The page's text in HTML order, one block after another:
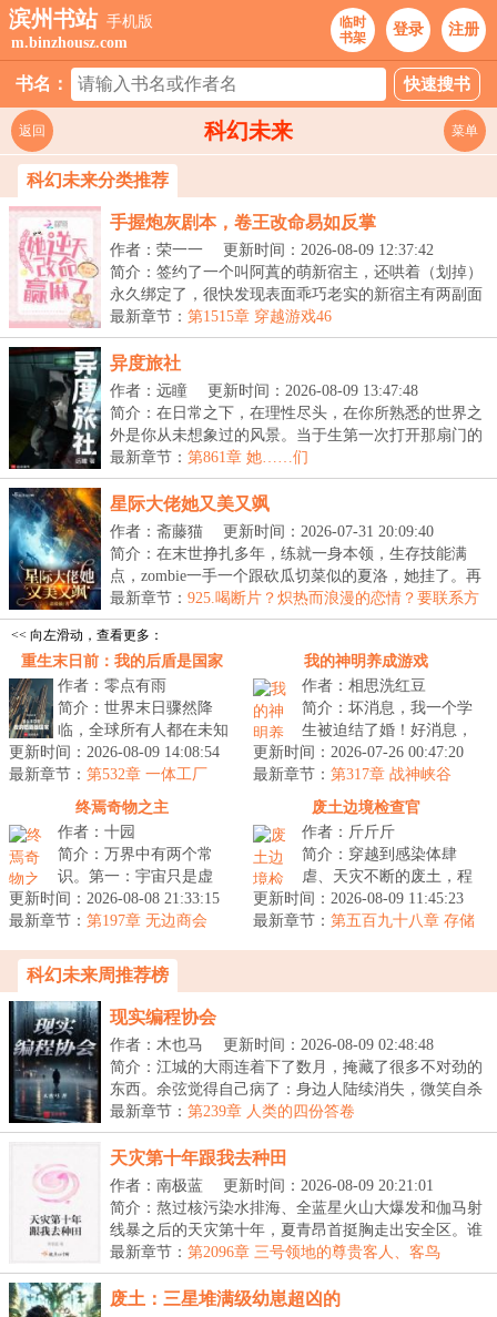
滨州书站 手机版
m.binzhousz.com
临时
书架
登录 注册
书名：
科幻未来
返回 菜单
科幻未来分类推荐
手握炮灰剧本，卷王改命易如反掌
作者：荣一一
更新时间：2026-08-09 12:37:42
简介：签约了一个叫阿蒖的萌新宿主，还哄着（划掉）
永久绑定了，很快发现表面乖巧老实的新宿主有两副面
孔...
最新章节： 第1515章 穿越游戏46
异度旅社
作者：远瞳
更新时间：2026-08-09 13:47:48
简介：在日常之下，在理性尽头，在你所熟悉的世界之
外是你从未想象过的风景。当于生第一次打开那扇门的
时...
最新章节： 第861章 她……们
星际大佬她又美又飒
作者：斋藤猫
更新时间：2026-07-31 20:09:40
简介：在末世挣扎多年，练就一身本领，生存技能满
点，zombie一手一个跟砍瓜切菜似的夏洛，她挂了。再
睁眼...
最新章节： 925.喝断片？炽热而浪漫的恋情？要联系方
式！
<< 向左滑动，查看更多：
重生末日前：我的后盾是国家
作者：零点有雨
简介：世界末日骤然降
临，全球所有人都在未知
原因的痛苦之中死去。江
阳醒来，发现自己竟然重
生到了末日之...
更新时间：2026-08-09 14:08:54
最新章节： 第532章 一体工厂
我的神明养成游戏
作者：相思洗红豆
简介：坏消息，我一个学
生被迫结了婚！好消息，
新娘身材巨好！坏消息，
我老婆不允许我去夜店酒
吧KTV！好...
更新时间：2026-07-26 00:47:20
最新章节： 第317章 战神峡谷
终焉奇物之主
作者：十园
简介：万界中有两个常
识。第一：宇宙只是虚
无，当世界成熟后，将会
无可避免地坠入母河，往
更新时间：2026-08-08 21:33:15
最新章节： 第197章 无边商会
废土边境检查官
作者：斤斤斤
简介：穿越到感染体肆
虐、天灾不断的废土，程
野成为了幸福城的边境检
查官。每一个想要加入幸
更新时间：2026-08-09 11:45:23
最新章节： 第五百九十八章 存储
科幻未来周推荐榜
现实编程协会
作者：木也马
更新时间：2026-08-09 02:48:48
简介：江城的大雨连着下了数月，掩藏了很多不对劲的
东西。余弦觉得自己病了：身边人陆续消失，微笑自杀
案...
最新章节： 第239章 人类的四份答卷
天灾第十年跟我去种田
作者：南极蓝
更新时间：2026-08-09 20:21:01
简介：熬过核污染水排海、全蓝星火山大爆发和伽马射
线暴之后的天灾第十年，夏青昂首挺胸走出安全区。谁
都...
最新章节： 第2096章 三号领地的尊贵客人、客鸟
废土：三星堆满级幼崽超凶的